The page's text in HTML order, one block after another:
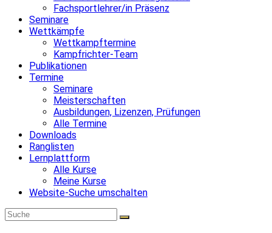
Fachsportlehrer/in Präsenz
Seminare
Wettkämpfe
Wettkampftermine
Kampfrichter-Team
Publikationen
Termine
Seminare
Meisterschaften
Ausbildungen, Lizenzen, Prüfungen
Alle Termine
Downloads
Ranglisten
Lernplattform
Alle Kurse
Meine Kurse
Website-Suche umschalten